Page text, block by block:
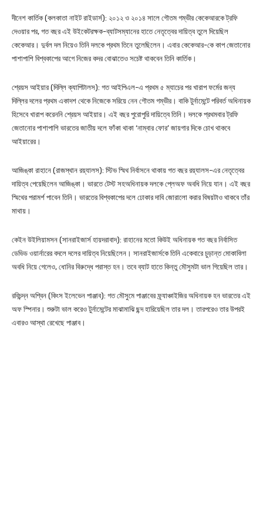
দীনেশ কার্তিক (কলকাতা নাইট রাইডার্স): ২০১২ ও ২০১৪ সালে গৌতম গম্ভীর কেকেআরকে ট্রফি
দেওয়ার পর, গত বছর এই উইকেটরক্ষক-ব্যাটসম্যানের হাতে নেতৃত্বের দায়িত্ব তুলে দিয়েছিল
কেকেআর। দুর্বল দল নিয়েও তিনি দলকে প্রথম তিনে তুলেছিলেন। এবার কেকেআর-কে কাপ জেতানোর
পাশাপাশি বিশ্বকাপের আগে নিজের কদর বোঝাতেও সচেষ্ট থাকবেন তিনি কার্তিক।
শ্রেয়স আইয়ার (দিল্লি ক্যাপিটালস): গত আইপিএল-এ প্রথম ৫ ম্যাচের পর খারাপ ফর্মের জন্য
দিল্লির দলের প্রথম একাদশ থেকে নিজেকে সরিয়ে নেন গৌতম গম্ভীর। বাকি টুর্নামেন্টে পরিবর্ত অধিনায়ক
হিসেবে খারাপ করেননি শ্রেয়স আইয়ার। এই বছর পুরোপুরি দায়িত্বে তিনি। দলকে প্রথমবার ট্রফি
জেতানোর পাশাপাশি ভারতের জাতীয় দলে ফাঁকা থাকা ‘নাম্বার ফোর’ জায়গার দিকে চোখ থাকবে
আইয়ারের।
আজিঙ্কা রাহানে (রাজস্থান রয়্যালস): স্টিভ স্মিথ নির্বাসনে থাকায় গত বছর রয়্যালস-এর নেতৃত্বের
দায়িত্ব পেয়েছিলেন আজিঙ্কা। ভারতে টেস্ট সহঅধিনায়ক দলকে প্লেঅফ অবধি নিয়ে যান। এই বছর
স্মিথের পরামর্শ পাবেন তিনি। ভারতের বিশ্বকাপের দলে ঢোকার দাবি জোরালো করার বিষয়টাও থাকবে তাঁর
মাথায়।
কেইন উইলিয়ামসন (সানরাইজার্স হায়দরাবাদ): রাহানের মতো কিউই অধিনায়ক গত বছর নির্বাসিত
ডেভিড ওয়ার্নারের বদলে দলের দায়িত্ব নিয়েছিলেন। সানরাইজার্সকে তিনি একেবারে চুড়ান্ত মোকাবিলা
অবধি নিয়ে গেলেও, ধোনির বিরুদ্ধে পরাস্ত হন। তবে ব্যাট হাতে কিন্তু মৌসুমটা ভাল গিয়েছিল তার।
রবিচন্দ্ন অশ্বিন (কিংস ইলেভেন পাঞ্জাব): গত মৌসুমে পাঞ্জাবের ফ্র্যাঞ্চাইজির অধিনায়ক হন ভারতের এই
অফ স্পিনার। শুরুটা ভাল করেও টুর্নামেন্টের মাঝামাঝি ছন্দ হারিয়েছিল তার দল। তারপরেও তার উপরই
এবারও আস্থা রেখেছে পাঞ্জাব।